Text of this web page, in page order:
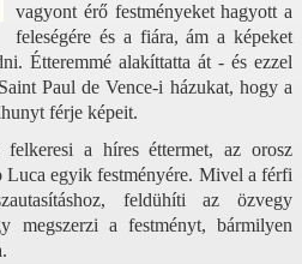
vagyont érő festményeket hagyott a
feleségére és a fiára, ám a képeket
Étteremmé alakíttatta át - és ezzel
Paul de Vence-i házukat, hogy a
férje képeit.
a híres éttermet, az orosz
Luca egyik festményére. Mivel a férfi
feldühíti az özvegy
megszerzi a festményt, bármilyen